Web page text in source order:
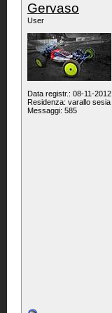
Gervaso
User
Data registr.: 08-11-2012
Residenza: varallo sesia
Messaggi: 585